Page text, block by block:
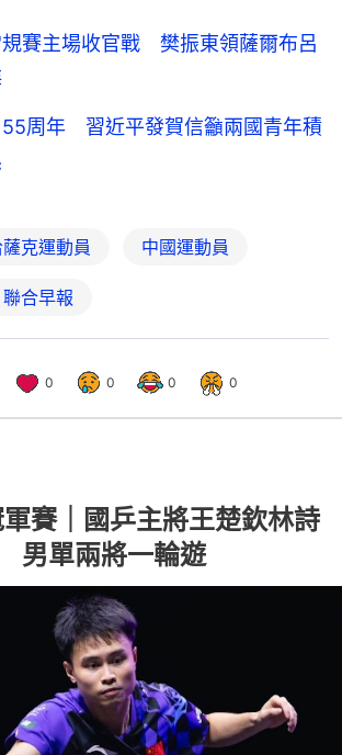
賽主場收官戰 樊振東領薩爾布呂
55周年 習近平發賀信籲兩國青年積
薩克運動員 中國運動員
聯合早報
0 0 0 0
賽｜國乒主將王楚欽林詩
男單兩將一輪遊